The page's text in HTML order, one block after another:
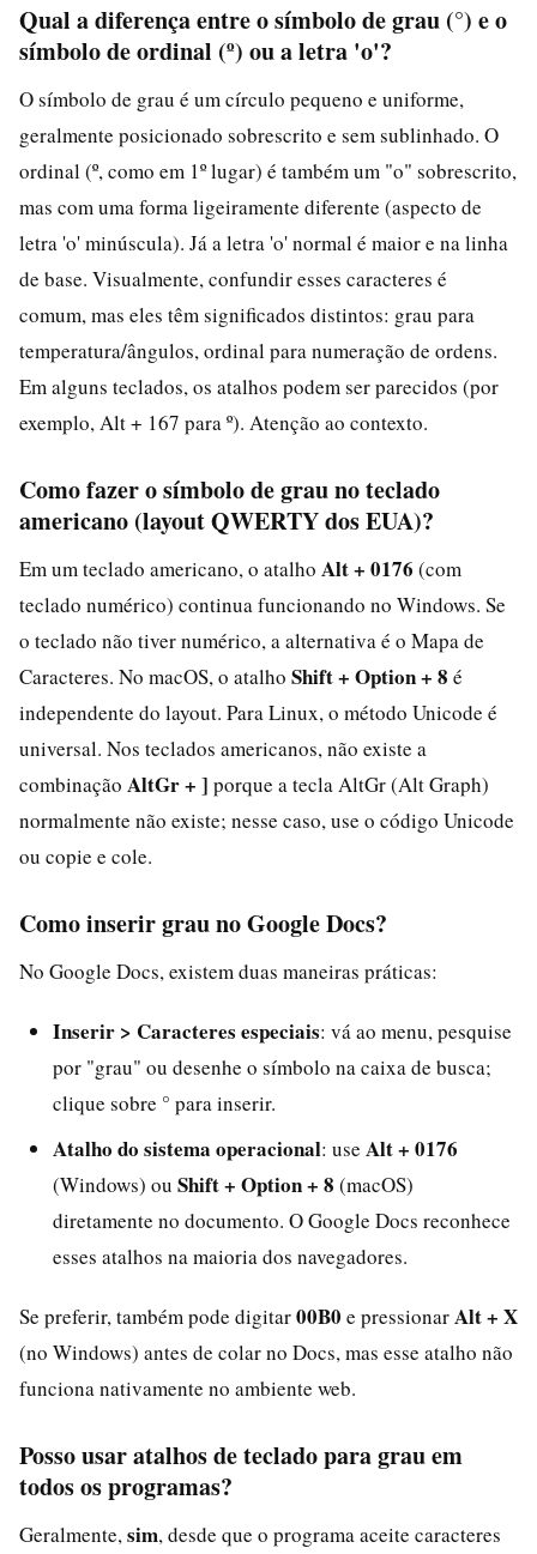
Qual a diferença entre o símbolo de grau (°) e o
símbolo de ordinal (º) ou a letra 'o'?
O símbolo de grau é um círculo pequeno e uniforme,
geralmente posicionado sobrescrito e sem sublinhado. O
ordinal (º, como em 1º lugar) é também um "o" sobrescrito,
mas com uma forma ligeiramente diferente (aspecto de
letra 'o' minúscula). Já a letra 'o' normal é maior e na linha
de base. Visualmente, confundir esses caracteres é
comum, mas eles têm significados distintos: grau para
temperatura/ângulos, ordinal para numeração de ordens.
Em alguns teclados, os atalhos podem ser parecidos (por
exemplo, Alt + 167 para º). Atenção ao contexto.
Como fazer o símbolo de grau no teclado
americano (layout QWERTY dos EUA)?
Em um teclado americano, o atalho Alt + 0176 (com
teclado numérico) continua funcionando no Windows. Se
o teclado não tiver numérico, a alternativa é o Mapa de
Caracteres. No macOS, o atalho Shift + Option + 8 é
independente do layout. Para Linux, o método Unicode é
universal. Nos teclados americanos, não existe a
combinação AltGr + ] porque a tecla AltGr (Alt Graph)
normalmente não existe; nesse caso, use o código Unicode
ou copie e cole.
Como inserir grau no Google Docs?
No Google Docs, existem duas maneiras práticas:
Inserir > Caracteres especiais: vá ao menu, pesquise
por "grau" ou desenhe o símbolo na caixa de busca;
clique sobre ° para inserir.
Atalho do sistema operacional: use Alt + 0176
(Windows) ou Shift + Option + 8 (macOS)
diretamente no documento. O Google Docs reconhece
esses atalhos na maioria dos navegadores.
Se preferir, também pode digitar00B0 e pressionarAlt + X
(no Windows) antes de colar no Docs, mas esse atalho não
funciona nativamente no ambiente web.
Posso usar atalhos de teclado para grau em
todos os programas?
Geralmente, sim, desde que o programa aceite caracteres